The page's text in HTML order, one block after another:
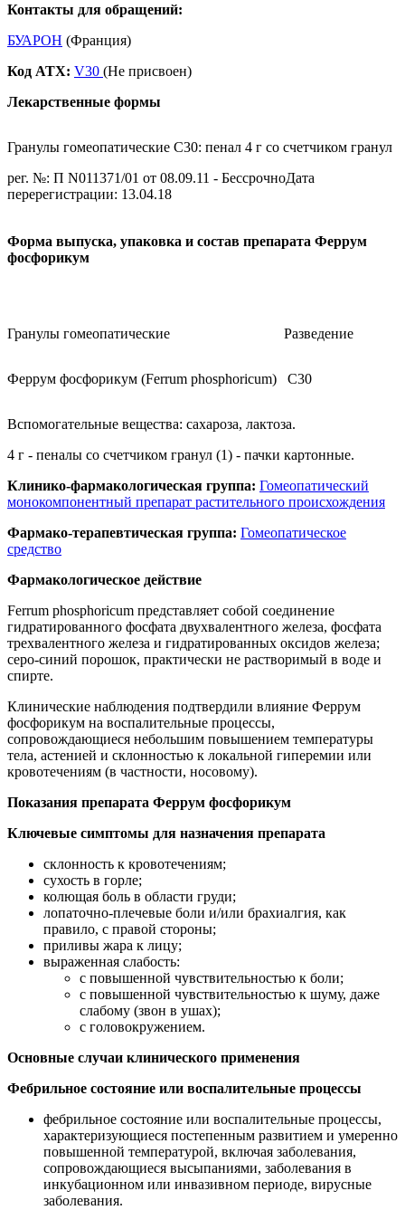
Контакты для обращений:
БУАРОН (Франция)
Код ATX: V30 (Не присвоен)
Лекарственные формы
Гранулы гомеопатические C30: пенал 4 г со счетчиком гранул
рег. №: П N011371/01 от 08.09.11 - БессрочноДата
перерегистрации: 13.04.18
Форма выпуска, упаковка и состав препарата Феррум
фосфорикум
Гранулы гомеопатические Разведение
Феррум фосфорикум (Ferrum phosphoricum) C30
Вспомогательные вещества: сахароза, лактоза.
4 г - пеналы со счетчиком гранул (1) - пачки картонные.
Клинико-фармакологическая группа: Гомеопатический
монокомпонентный препарат растительного происхождения
Фармако-терапевтическая группа: Гомеопатическое
средство
Фармакологическое действие
Ferrum phosphoricum представляет собой соединение
гидратированного фосфата двухвалентного железа, фосфата
трехвалентного железа и гидратированных оксидов железа;
серо-синий порошок, практически не растворимый в воде и
спирте.
Клинические наблюдения подтвердили влияние Феррум
фосфорикум на воспалительные процессы,
сопровождающиеся небольшим повышением температуры
тела, астенией и склонностью к локальной гиперемии или
кровотечениям (в частности, носовому).
Показания препарата Феррум фосфорикум
Ключевые симптомы для назначения препарата
склонность к кровотечениям;
сухость в горле;
колющая боль в области груди;
лопаточно-плечевые боли и/или брахиалгия, как
правило, с правой стороны;
приливы жара к лицу;
выраженная слабость:
с повышенной чувствительностью к боли;
с повышенной чувствительностью к шуму, даже
слабому (звон в ушах);
с головокружением.
Основные случаи клинического применения
Фебрильное состояние или воспалительные процессы
фебрильное состояние или воспалительные процессы,
характеризующиеся постепенным развитием и умеренно
повышенной температурой, включая заболевания,
сопровождающиеся высыпаниями, заболевания в
инкубационном или инвазивном периоде, вирусные
заболевания.